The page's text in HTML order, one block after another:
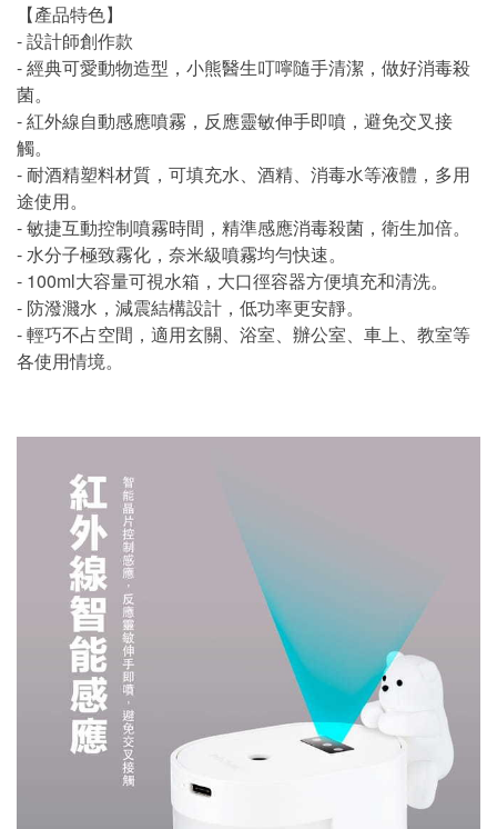
【產品特色】
- 設計師創作款
- 經典可愛動物造型，小熊醫生叮嚀隨手清潔，做好消毒殺
菌。
- 紅外線自動感應噴霧，反應靈敏伸手即噴，避免交叉接
觸。
- 耐酒精塑料材質，可填充水、酒精、消毒水等液體，多用
途使用。
- 敏捷互動控制噴霧時間，精準感應消毒殺菌，衛生加倍。
- 水分子極致霧化，奈米級噴霧均勻快速。
- 100ml大容量可視水箱，大口徑容器方便填充和清洗。
- 防潑濺水，減震結構設計，低功率更安靜。
- 輕巧不占空間，適用玄關、浴室、辦公室、車上、教室等
各使用情境。